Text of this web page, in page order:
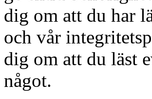
dig om att du har
och vår
dig om att du läst
något.